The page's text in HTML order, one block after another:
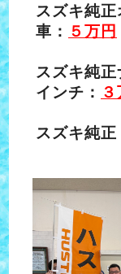
スズキ純
車： ５万円
スズキ純
インチ：
スズキ純